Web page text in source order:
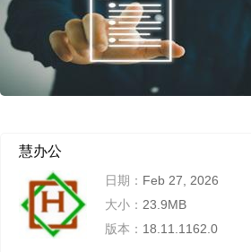
慧办公
日期： Feb 27, 2026
大小： 23.9MB
版本： 18.11.1162.0